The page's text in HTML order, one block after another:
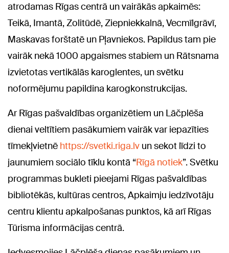
atrodamas Rīgas centrā un vairākās apkaimēs:
Teikā, Imantā, Zolitūdē, Ziepniekkalnā, Vecmīlgrāvī,
Maskavas forštatē un Pļavniekos. Papildus tam pie
vairāk nekā 1000 apgaismes stabiem un Rātsnama
izvietotas vertikālās karoglentes, un svētku
noformējumu papildina karogkonstrukcijas.
Ar Rīgas pašvaldības organizētiem un Lāčplēša
dienai veltītiem pasākumiem vairāk var iepazīties
tīmekļvietnē https://svetki.riga.lv un sekot līdzi to
jaunumiem sociālo tīklu kontā “Rīgā notiek”. Svētku
programmas bukleti pieejami Rīgas pašvaldības
bibliotēkās, kultūras centros, Apkaimju iedzīvotāju
centru klientu apkalpošanas punktos, kā arī Rīgas
Tūrisma informācijas centrā.